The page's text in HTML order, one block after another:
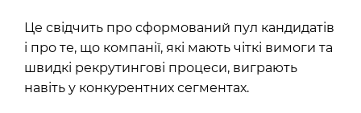
Це свідчить про сформований пул кандидатів
і про те, що компанії, які мають чіткі вимоги та
швидкі рекрутингові процеси, виграють
навіть у конкурентних сегментах.